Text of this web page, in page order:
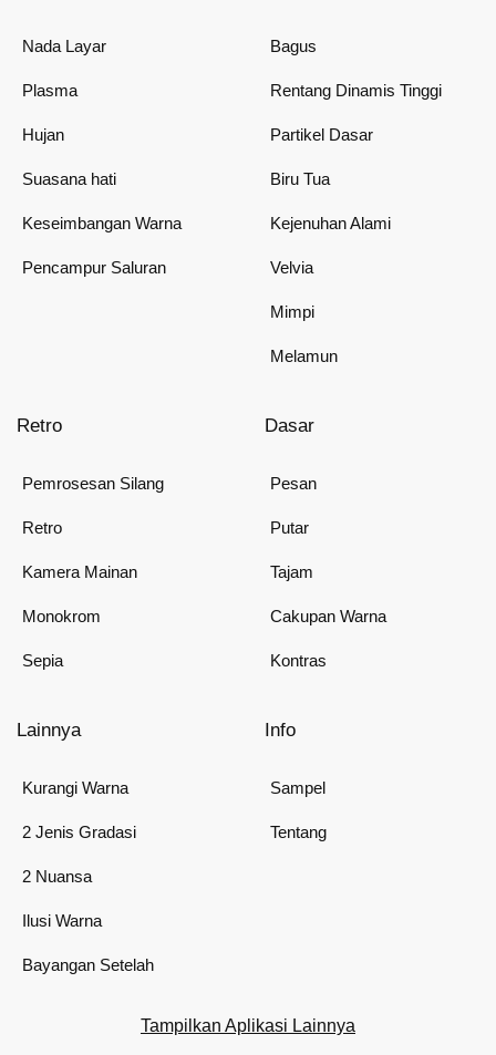
Nada Layar
Plasma
Hujan
Suasana hati
Keseimbangan Warna
Pencampur Saluran
Bagus
Rentang Dinamis Tinggi
Partikel Dasar
Biru Tua
Kejenuhan Alami
Velvia
Mimpi
Melamun
Retro
Pemrosesan Silang
Retro
Kamera Mainan
Monokrom
Sepia
Dasar
Pesan
Putar
Tajam
Cakupan Warna
Kontras
Lainnya
Kurangi Warna
2 Jenis Gradasi
2 Nuansa
Ilusi Warna
Bayangan Setelah
Info
Sampel
Tentang
Tampilkan Aplikasi Lainnya